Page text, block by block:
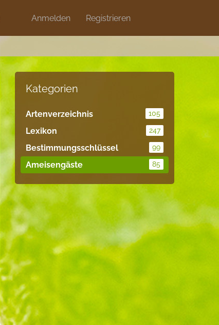
Anmelden Registrieren
Discord Artikel Blog
Kategorien
Artenverzeichnis 105
Lexikon 247
Bestimmungsschlüssel 99
Ameisengäste 85